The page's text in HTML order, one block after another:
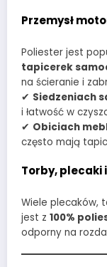
Przemysł
Poliester jest
tapicerek
na ścieranie i
✔ Siedzeniach
i łatwość w
✔ Obiciach
często mają
Torby, plecaki
Wiele plecaków,
jest z 100%
odporny na